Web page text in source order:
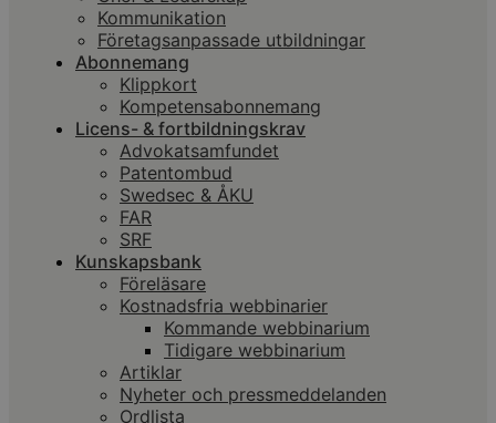
Kommunikation
Företagsanpassade utbildningar
Abonnemang
Klippkort
Kompetensabonnemang
Licens- & fortbildningskrav
Advokatsamfundet
Patentombud
Swedsec & ÅKU
FAR
SRF
Kunskapsbank
Föreläsare
Kostnadsfria webbinarier
Kommande webbinarium
Tidigare webbinarium
Artiklar
Nyheter och pressmeddelanden
Ordlista